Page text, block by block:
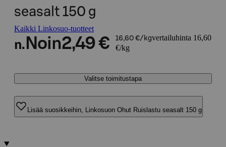
seasalt 150 g
Kaikki Linkosuo-tuotteet
n. Noin2,49 € 16,60 €/kgvertailuhinta 16,60
€/kg
Valitse toimitustapa
Lisää suosikkeihin, Linkosuon Ohut Ruislastu seasalt 150 g